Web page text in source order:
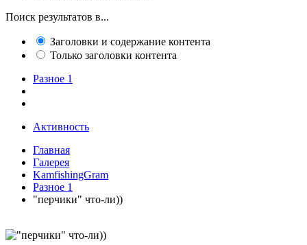
Поиск результатов в...
Заголовки и содержание контента
Только заголовки контента
Разное 1
Активность
Главная
Галерея
KamfishingGram
Разное 1
"перчики" что-ли))